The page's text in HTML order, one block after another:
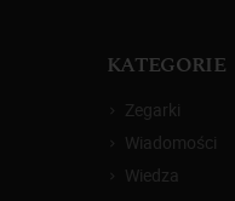
KATEGORIE
Zegarki
Wiadomości
Wiedza